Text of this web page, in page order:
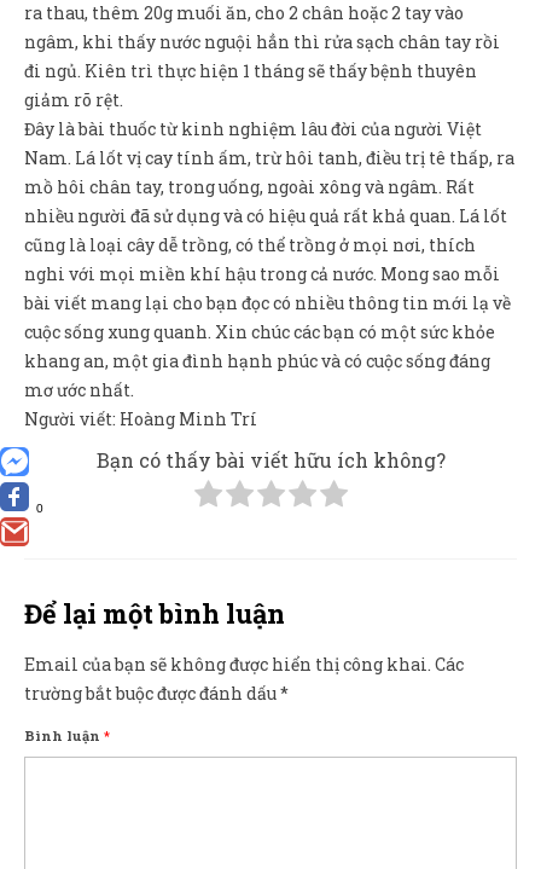
0
ra thau, thêm 20g muối ăn, cho 2 chân hoặc 2 tay vào
ngâm, khi thấy nước nguội hẳn thì rửa sạch chân tay rồi
đi ngủ. Kiên trì thực hiện 1 tháng sẽ thấy bệnh thuyên
giảm rõ rệt.
Đây là bài thuốc từ kinh nghiệm lâu đời của người Việt
Nam. Lá lốt vị cay tính ấm, trừ hôi tanh, điều trị tê thấp, ra
mồ hôi chân tay, trong uống, ngoài xông và ngâm. Rất
nhiều người đã sử dụng và có hiệu quả rất khả quan. Lá lốt
cũng là loại cây dễ trồng, có thể trồng ở mọi nơi, thích
nghi với mọi miền khí hậu trong cả nước. Mong sao mỗi
bài viết mang lại cho bạn đọc có nhiều thông tin mới lạ về
cuộc sống xung quanh. Xin chúc các bạn có một sức khỏe
khang an, một gia đình hạnh phúc và có cuộc sống đáng
mơ ước nhất.
Người viết: Hoàng Minh Trí
Bạn có thấy bài viết hữu ích không?
Để lại một bình luận
Email của bạn sẽ không được hiển thị công khai. Các
trường bắt buộc được đánh dấu*
Bình luận *